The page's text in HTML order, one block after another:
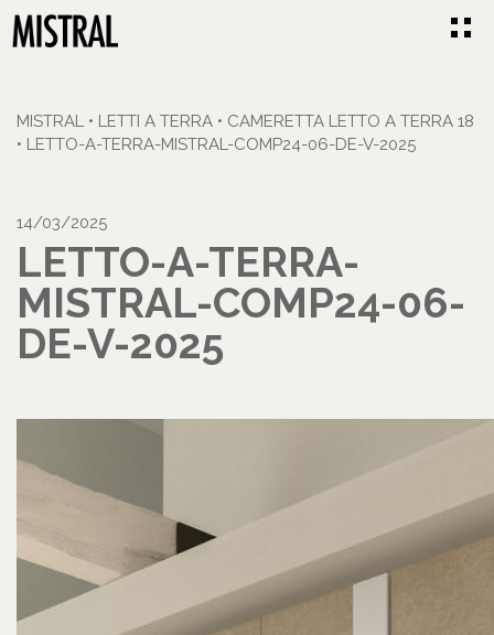
MISTRAL • LETTI A TERRA • CAMERETTA LETTO A TERRA 18
• LETTO-A-TERRA-MISTRAL-COMP24-06-DE-V-2025
14/03/2025
LETTO-A-TERRA-
MISTRAL-COMP24-06-
DE-V-2025